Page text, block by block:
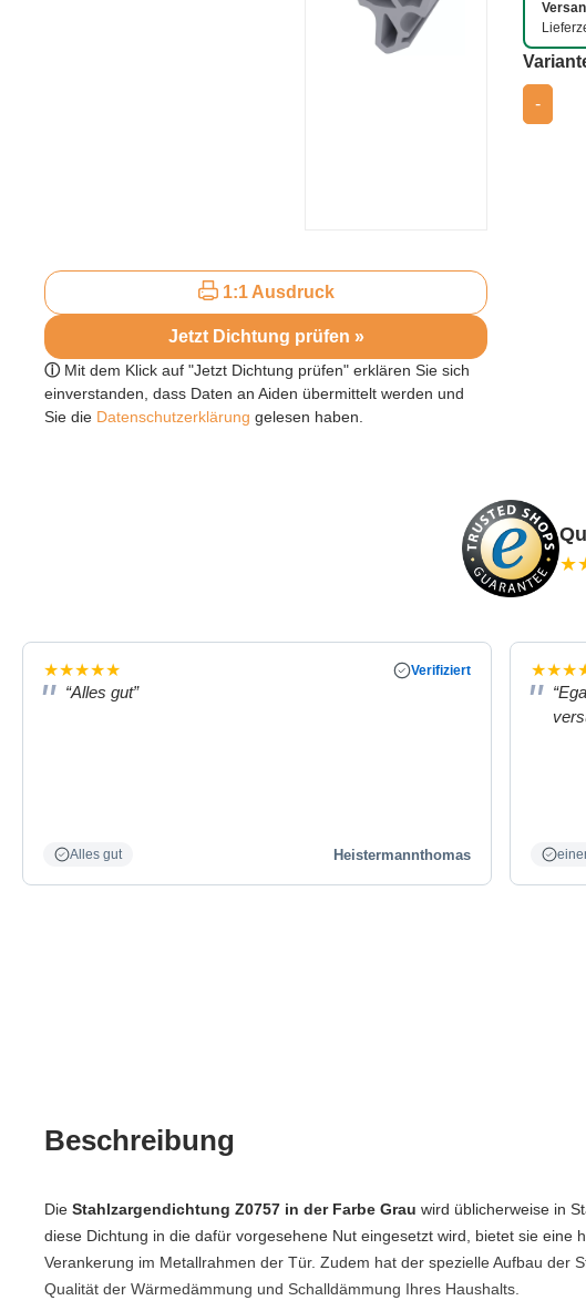
1:1 Ausdruck
Jetzt Dichtung prüfen »
ⓘ Mit dem Klick auf "Jetzt Dichtung prüfen" erklären Sie sich
einverstanden, dass Daten an Aiden übermittelt werden und
Sie die Datenschutzerklärung gelesen haben.
-
★
★★★★★ Verifiziert
“Alles gut”
Alles gut Heistermannthomas
★★★
Beschreibung
Die Stahlzargendichtung Z0757 in der Farbe Grau wird üblicherweise in
diese Dichtung in die dafür vorgesehene Nut eingesetzt wird, bietet sie eine
Verankerung im Metallrahmen der Tür. Zudem hat der spezielle Aufbau der
Qualität der Wärmedämmung und Schalldämmung Ihres Haushalts.